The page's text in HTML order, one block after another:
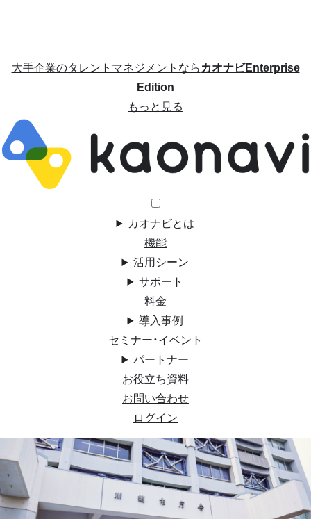
大手企業のタレントマネジメントならカオナビEnterprise
Edition
もっと見る
カオナビとは
機能
活用シーン
サポート
料金
導入事例
セミナー・イベント
パートナー
お役立ち資料
お問い合わせ
ログイン